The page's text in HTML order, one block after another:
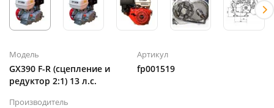
Модель
GX390 F-R (сцепление и
редуктор 2:1) 13 л.с.
Артикул
fp001519
Производитель